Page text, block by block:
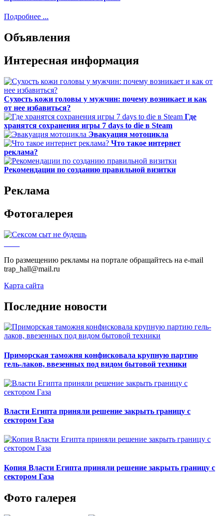
Подробнее ...
Объявления
Интересная информация
Сухость кожи головы у мужчин: почему возникает и как
от нее избавиться?
Где
хранятся сохранения игры 7 days to die в Steam
Эвакуация мотоцикла
Что такое интернет
реклама?
Рекомендации по созданию правильной визитки
Реклама
Фотогалерея
По размещению рекламы на портале обращайтесь на e-mail
trap_hall@mail.ru
Карта сайта
Последние новости
Приморская таможня конфисковала крупную партию
гель-лаков, ввезенных под видом бытовой техники
Власти Египта приняли решение закрыть границу с
сектором Газа
Копия Власти Египта приняли решение закрыть границу с
сектором Газа
Фото галерея